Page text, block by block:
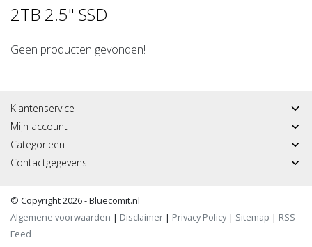
2TB 2.5" SSD
Geen producten gevonden!
Klantenservice
Mijn account
Categorieën
Contactgegevens
© Copyright 2026 - Bluecomit.nl
Algemene voorwaarden | Disclaimer | Privacy Policy| Sitemap | RSS
Feed